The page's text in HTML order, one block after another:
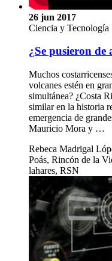
26 jun 2017
Ciencia y Tecnología
¿Se pusieron de
Muchos
volcanes estén en
simultánea? ¿Costa
similar en la historia
emergencia de
Mauricio Mora y …
Rebeca Madrigal
Poás, Rincón de la
lahares, RSN